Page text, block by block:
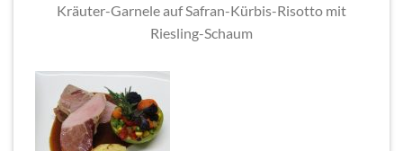
Kräuter-Garnele auf Safran-Kürbis-Risotto mit
Riesling-Schaum